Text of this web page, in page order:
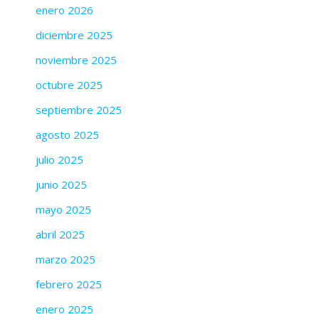
enero 2026
diciembre 2025
noviembre 2025
octubre 2025
septiembre 2025
agosto 2025
julio 2025
junio 2025
mayo 2025
abril 2025
marzo 2025
febrero 2025
enero 2025